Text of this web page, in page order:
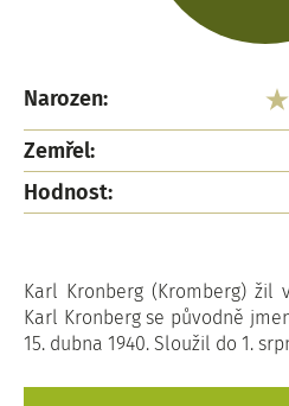
Narozen:
Zemřel:
Hodnost:
Karl Kronberg (Kromberg) žil
Karl Kronberg se původně
15. dubna 1940. Sloužil do 1.